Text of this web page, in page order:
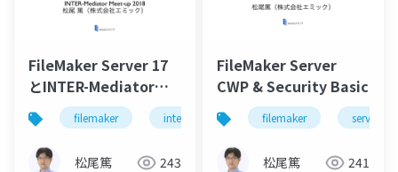
FileMaker Server 17
とINTER-Mediatorに
よるWebアプリ開発
filemaker intermediator php server
松尾篤 243
FileMaker Server
CWP & Security Basic
filemaker server
松尾篤 241